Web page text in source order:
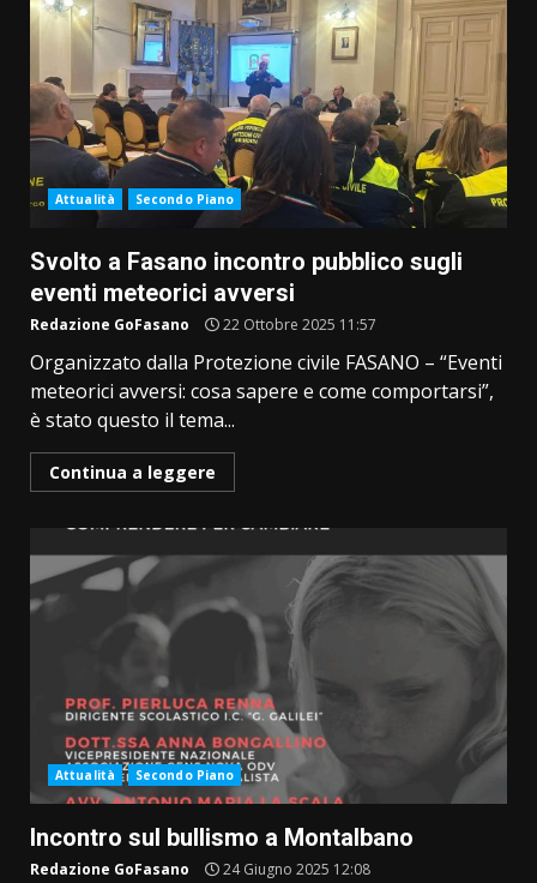
Attualità Secondo Piano
Svolto a Fasano incontro pubblico sugli
eventi meteorici avversi
Redazione GoFasano 22 Ottobre 2025 11:57
Organizzato dalla Protezione civile FASANO – “Eventi
meteorici avversi: cosa sapere e come comportarsi”,
è stato questo il tema...
Continua a leggere
Attualità Secondo Piano
Incontro sul bullismo a Montalbano
Redazione GoFasano 24 Giugno 2025 12:08